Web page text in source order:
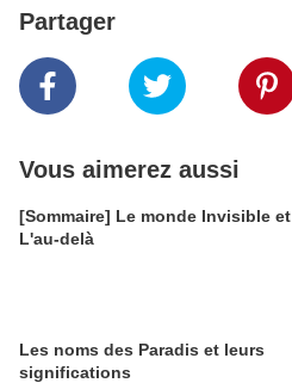
Partager
Vous aimerez aussi
[Sommaire] Le monde Invisible et
L'au-delà
Les noms des Paradis et leurs
significations